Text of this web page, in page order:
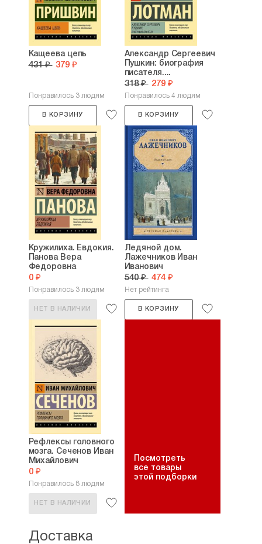
Кащеева цепь
431 ₽ 379 ₽
Понравилось 3 людям
В КОРЗИНУ
Александр Сергеевич
Пушкин: биография
писателя....
318 ₽ 279 ₽
Понравилось 4 людям
В КОРЗИНУ
Кружилиха. Евдокия.
Панова Вера
Федоровна
0 ₽
Понравилось 3 людям
НЕТ В НАЛИЧИИ
Ледяной дом.
Лажечников Иван
Иванович
540 ₽ 474 ₽
Нет рейтинга
В КОРЗИНУ
Рефлексы головного
мозга. Сеченов Иван
Михайлович
0 ₽
Понравилось 8 людям
НЕТ В НАЛИЧИИ
Посмотреть
все товары
этой подборки
Доставка